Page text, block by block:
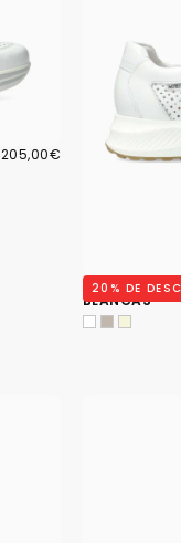
205,00€
PRECIO
205,00€
ZAPATILLAS
BLANCAS
20 % DE